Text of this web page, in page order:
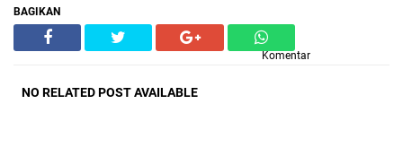
BAGIKAN
Komentar
NO RELATED POST AVAILABLE